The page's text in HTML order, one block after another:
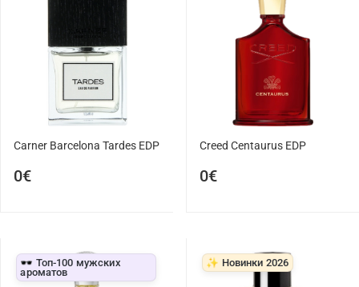
Carner Barcelona Tardes EDP
0€
Creed Centaurus EDP
0€
🕶️ Топ-100 мужских
ароматов
✨ Новинки 2026